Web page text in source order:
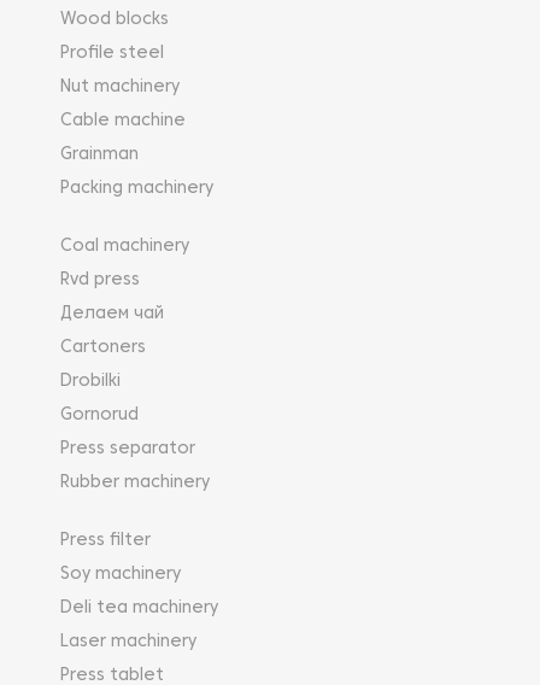
Wood blocks
Profile steel
Nut machinery
Cable machine
Grainman
Packing machinery
Coal machinery
Rvd press
Делаем чай
Cartoners
Drobilki
Gornorud
Press separator
Rubber machinery
Press filter
Soy machinery
Deli tea machinery
Laser machinery
Press tablet